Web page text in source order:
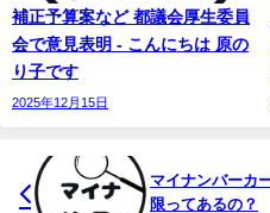
補正予算案など 都議会厚生委員
会で意見表明 - こんにちは 原の
り子です
2025年12月15日
マイナンバーカ
限ってあるの？